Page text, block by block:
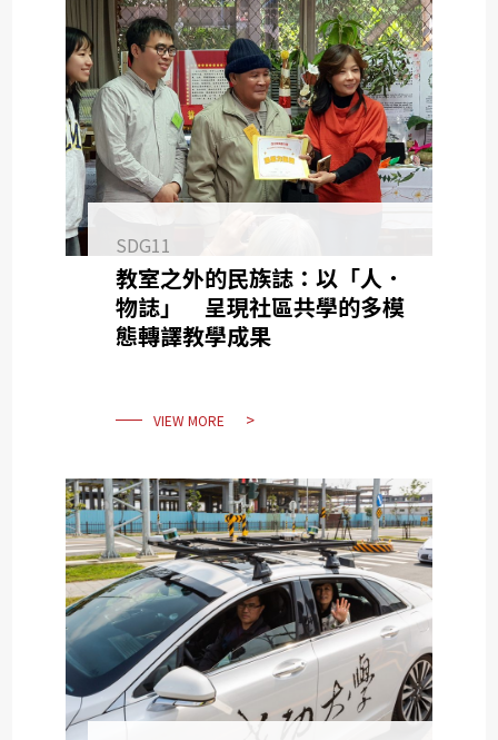
SDG11
教室之外的民族誌：以「人．
物誌」 呈現社區共學的多模
態轉譯教學成果
VIEW MORE